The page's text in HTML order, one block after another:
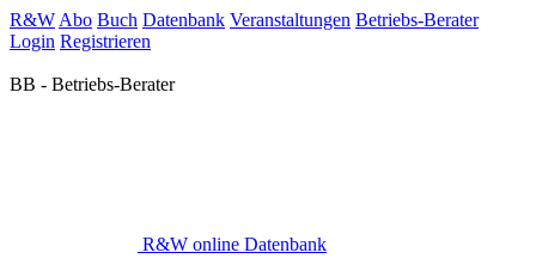
R&W Abo Buch Datenbank Veranstaltungen Betriebs-Berater
Login Registrieren
BB - Betriebs-Berater
R&W online Datenbank